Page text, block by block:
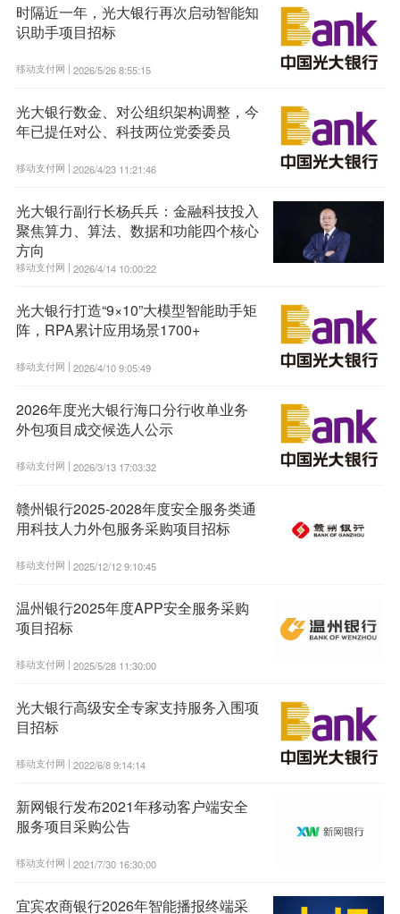
时隔近一年，光大银行再次启动智能知
识助手项目招标
移动支付网 | 2026/5/26 8:55:15
光大银行数金、对公组织架构调整，今
年已提任对公、科技两位党委委员
移动支付网 | 2026/4/23 11:21:46
光大银行副行长杨兵兵：金融科技投入
聚焦算力、算法、数据和功能四个核心
方向
移动支付网 | 2026/4/14 10:00:22
光大银行打造“9×10”大模型智能助手矩
阵，RPA累计应用场景1700+
移动支付网 | 2026/4/10 9:05:49
2026年度光大银行海口分行收单业务
外包项目成交候选人公示
移动支付网 | 2026/3/13 17:03:32
赣州银行2025-2028年度安全服务类通
用科技人力外包服务采购项目招标
移动支付网 | 2025/12/12 9:10:45
温州银行2025年度APP安全服务采购
项目招标
移动支付网 | 2025/5/28 11:30:00
光大银行高级安全专家支持服务入围项
目招标
移动支付网 | 2022/6/8 9:14:14
新网银行发布2021年移动客户端安全
服务项目采购公告
移动支付网 | 2021/7/30 16:30:00
宜宾农商银行2026年智能播报终端采